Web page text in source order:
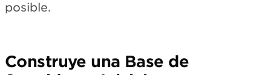
posible.
Construye una Base de